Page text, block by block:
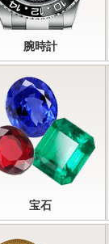
腕時計
宝石